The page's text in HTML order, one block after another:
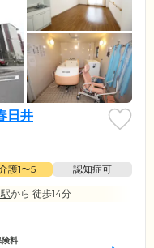
日井
護1〜5
認知症可
から 徒歩14分
料